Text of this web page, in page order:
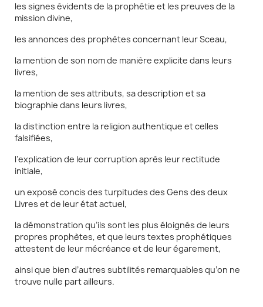
les signes évidents de la prophétie et les preuves de la
mission divine,
les annonces des prophètes concernant leur Sceau,
la mention de son nom de manière explicite dans leurs
livres,
la mention de ses attributs, sa description et sa
biographie dans leurs livres,
la distinction entre la religion authentique et celles
falsifiées,
l’explication de leur corruption après leur rectitude
initiale,
un exposé concis des turpitudes des Gens des deux
Livres et de leur état actuel,
la démonstration qu’ils sont les plus éloignés de leurs
propres prophètes, et que leurs textes prophétiques
attestent de leur mécréance et de leur égarement,
ainsi que bien d’autres subtilités remarquables qu’on ne
trouve nulle part ailleurs.